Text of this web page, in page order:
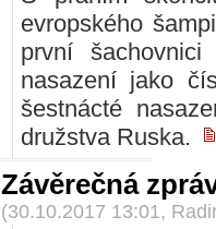
evropského
první
nasazení jako
šestnácté
družstva Ruska.
Závěrečná
(30.10.2017 13:01,